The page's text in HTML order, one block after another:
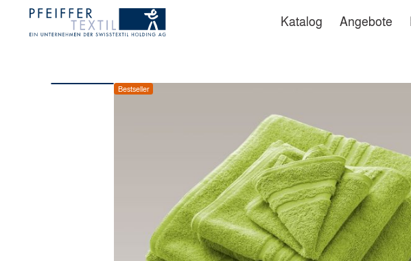
Katalog Angebote
Bestseller